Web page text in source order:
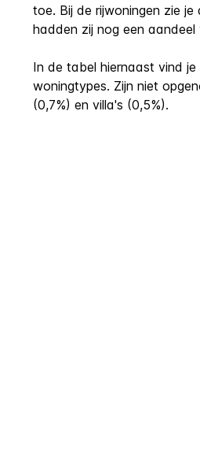
toe. Bij de rijwoningen zie
hadden zij nog een
In de tabel hiernaast vind
woningtypes. Zijn niet
(0,7%) en villa's (0,5%).